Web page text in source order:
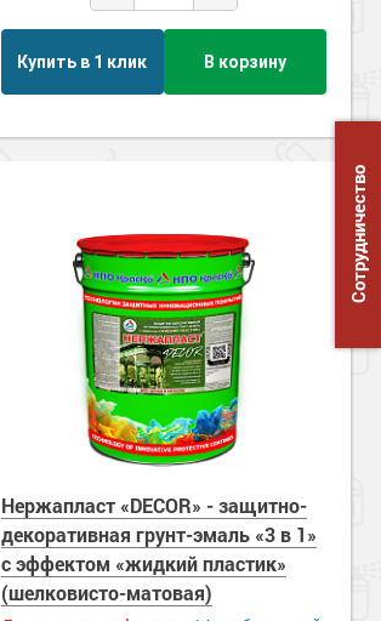
Купить в 1 клик В корзину
Нержапласт «DECOR» - защитно-
декоративная грунт-эмаль «3 в 1»
с эффектом «жидкий пластик»
(шелковисто-матовая)
Сотрудничество